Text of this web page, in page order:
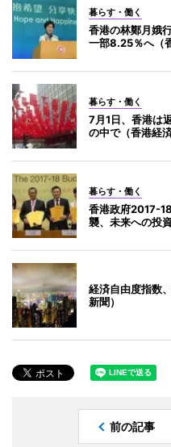
暮らす・働く
香港の林鄭月娥
一部8.25％へ（
暮らす・働く
7月1日、香港は
の中で（香港経済
暮らす・働く
香港政府2017-
襲、未来への投
経済自由度指数
新聞）
前の記事